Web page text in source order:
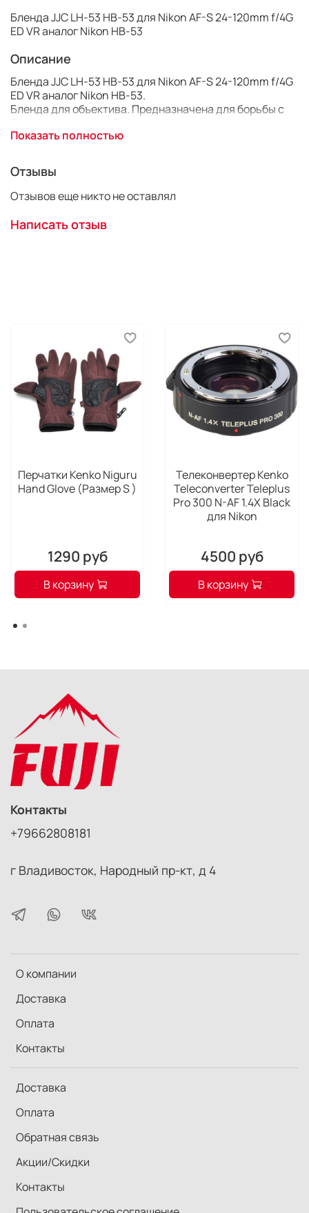
Бленда JJC LH-53 HB-53 для Nikon AF-S 24-120mm f/4G
ED VR аналог Nikon HB-53
Описание
Бленда JJC LH-53 HB-53 для Nikon AF-S 24-120mm f/4G
ED VR аналог Nikon HB-53.
Бленда для объектива. Предназначена для борьбы с
освещения.
Показать полностью
Отзывы
Отзывов еще никто не оставлял
Написать отзыв
Перчатки Kenko Niguru
Hand Glove (Размер S )
1290 руб
В корзину
Телеконвертер Kenko
Teleconverter Teleplus
Pro 300 N-AF 1.4X Black
для Nikon
4500 руб
В корзину
О компании
Доставка
Оплата
Контакты
Доставка
Оплата
Обратная связь
Акции/Скидки
Контакты
Контакты
+79662808181
г Владивосток, Народный пр-кт, д 4